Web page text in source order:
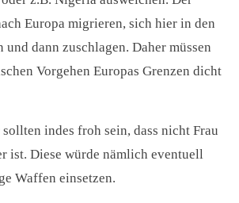
Europa migrieren, sich hier in den
dann zuschlagen. Daher müssen
Vorgehen Europas Grenzen dicht
indes froh sein, dass nicht Frau
ist. Diese würde nämlich eventuell
Waffen einsetzen.